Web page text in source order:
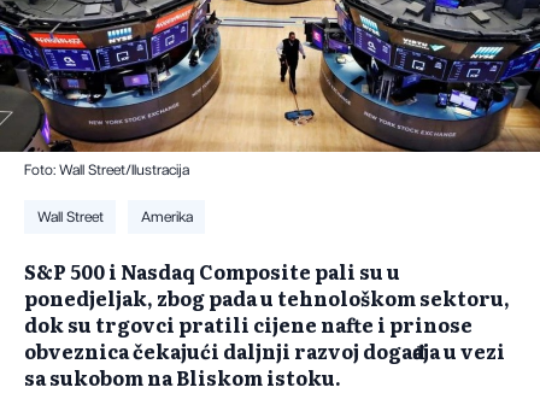
Foto: Wall Street/Ilustracija
Wall Street Amerika
S&P 500 i Nasdaq Composite pali su u
ponedjeljak, zbog pada u tehnološkom sektoru,
dok su trgovci pratili cijene nafte i prinose
obveznica čekajući daljnji razvoj događaja u vezi
sa sukobom na Bliskom istoku.